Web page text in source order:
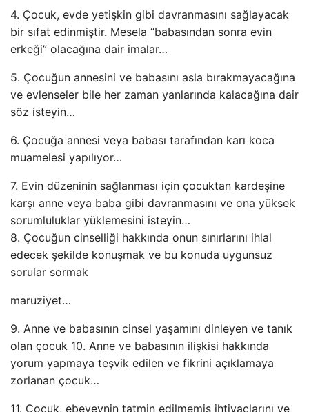
4. Çocuk, evde yetişkin gibi davranmasını sağlayacak
bir sıfat edinmiştir. Mesela “babasından sonra evin
erkeği” olacağına dair imalar…
5. Çocuğun annesini ve babasını asla bırakmayacağına
ve evlenseler bile her zaman yanlarında kalacağına dair
söz isteyin…
6. Çocuğa annesi veya babası tarafından karı koca
muamelesi yapılıyor…
7. Evin düzeninin sağlanması için çocuktan kardeşine
karşı anne veya baba gibi davranmasını ve ona yüksek
sorumluluklar yüklemesini isteyin…
8. Çocuğun cinselliği hakkında onun sınırlarını ihlal
edecek şekilde konuşmak ve bu konuda uygunsuz
sorular sormak
maruziyet…
9. Anne ve babasının cinsel yaşamını dinleyen ve tanık
olan çocuk 10. Anne ve babasının ilişkisi hakkında
yorum yapmaya teşvik edilen ve fikrini açıklamaya
zorlanan çocuk…
11. Çocuk, ebeveynin tatmin edilmemiş ihtiyaçlarını ve